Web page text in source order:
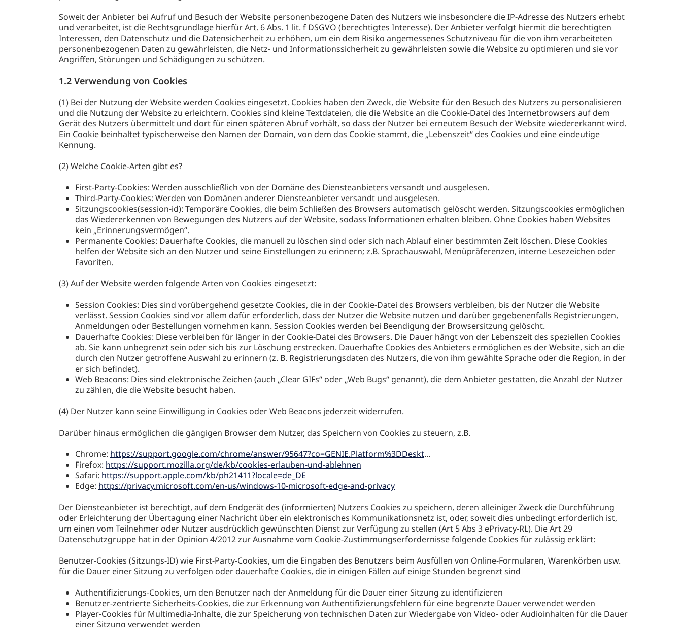
Soweit der Anbieter bei Aufruf und Besuch der Website personenbezogene Daten des Nutzers wie insbesondere die IP-Adresse des Nutzers erhebt
und verarbeitet, ist die Rechtsgrundlage hierfür Art. 6 Abs. 1 lit. f DSGVO (berechtigtes Interesse). Der Anbieter verfolgt hiermit die berechtigten
Interessen, den Datenschutz und die Datensicherheit zu erhöhen, um ein dem Risiko angemessenes Schutzniveau für die von ihm verarbeiteten
personenbezogenen Daten zu gewährleisten, die Netz- und Informationssicherheit zu gewährleisten sowie die Website zu optimieren und sie vor
Angriffen, Störungen und Schädigungen zu schützen.
1.2 Verwendung von Cookies
(1) Bei der Nutzung der Website werden Cookies eingesetzt. Cookies haben den Zweck, die Website für den Besuch des Nutzers zu personalisieren
und die Nutzung der Website zu erleichtern. Cookies sind kleine Textdateien, die die Website an die Cookie-Datei des Internetbrowsers auf dem
Gerät des Nutzers übermittelt und dort für einen späteren Abruf vorhält, so dass der Nutzer bei erneutem Besuch der Website wiedererkannt wird.
Ein Cookie beinhaltet typischerweise den Namen der Domain, von dem das Cookie stammt, die „Lebenszeit“ des Cookies und eine eindeutige
Kennung.
(2) Welche Cookie-Arten gibt es?
First-Party-Cookies: Werden ausschließlich von der Domäne des Diensteanbieters versandt und ausgelesen.
Third-Party-Cookies: Werden von Domänen anderer Diensteanbieter versandt und ausgelesen.
Sitzungscookies(session-id): Temporäre Cookies, die beim Schließen des Browsers automatisch gelöscht werden. Sitzungscookies ermöglichen
das Wiedererkennen von Bewegungen des Nutzers auf der Website, sodass Informationen erhalten bleiben. Ohne Cookies haben Websites
kein „Erinnerungsvermögen“.
Permanente Cookies: Dauerhafte Cookies, die manuell zu löschen sind oder sich nach Ablauf einer bestimmten Zeit löschen. Diese Cookies
helfen der Website sich an den Nutzer und seine Einstellungen zu erinnern; z.B. Sprachauswahl, Menüpräferenzen, interne Lesezeichen oder
Favoriten.
(3) Auf der Website werden folgende Arten von Cookies eingesetzt:
Session Cookies: Dies sind vorübergehend gesetzte Cookies, die in der Cookie-Datei des Browsers verbleiben, bis der Nutzer die Website
verlässt. Session Cookies sind vor allem dafür erforderlich, dass der Nutzer die Website nutzen und darüber gegebenenfalls Registrierungen,
Anmeldungen oder Bestellungen vornehmen kann. Session Cookies werden bei Beendigung der Browsersitzung gelöscht.
Dauerhafte Cookies: Diese verbleiben für länger in der Cookie-Datei des Browsers. Die Dauer hängt von der Lebenszeit des speziellen Cookies
ab. Sie kann unbegrenzt sein oder sich bis zur Löschung erstrecken. Dauerhafte Cookies des Anbieters ermöglichen es der Website, sich an die
durch den Nutzer getroffene Auswahl zu erinnern (z. B. Registrierungsdaten des Nutzers, die von ihm gewählte Sprache oder die Region, in der
er sich befindet).
Web Beacons: Dies sind elektronische Zeichen (auch „Clear GIFs“ oder „Web Bugs“ genannt), die dem Anbieter gestatten, die Anzahl der Nutzer
zu zählen, die die Website besucht haben.
(4) Der Nutzer kann seine Einwilligung in Cookies oder Web Beacons jederzeit widerrufen.
Darüber hinaus ermöglichen die gängigen Browser dem Nutzer, das Speichern von Cookies zu steuern, z.B.
Chrome: https://support.google.com/chrome/answer/95647?co=GENIE.Platform%3DDeskt...
Firefox: https://support.mozilla.org/de/kb/cookies-erlauben-und-ablehnen
Safari: https://support.apple.com/kb/ph21411?locale=de_DE
Edge: https://privacy.microsoft.com/en-us/windows-10-microsoft-edge-and-privacy
Der Diensteanbieter ist berechtigt, auf dem Endgerät des (informierten) Nutzers Cookies zu speichern, deren alleiniger Zweck die Durchführung
oder Erleichterung der Übertagung einer Nachricht über ein elektronisches Kommunikationsnetz ist, oder, soweit dies unbedingt erforderlich ist,
um einen vom Teilnehmer oder Nutzer ausdrücklich gewünschten Dienst zur Verfügung zu stellen (Art 5 Abs 3 ePrivacy-RL). Die Art 29
Datenschutzgruppe hat in der Opinion 4/2012 zur Ausnahme vom Cookie-Zustimmungserfordernisse folgende Cookies für zulässig erklärt:
Benutzer-Cookies (Sitzungs-ID) wie First-Party-Cookies, um die Eingaben des Benutzers beim Ausfüllen von Online-Formularen, Warenkörben usw.
für die Dauer einer Sitzung zu verfolgen oder dauerhafte Cookies, die in einigen Fällen auf einige Stunden begrenzt sind
Authentifizierungs-Cookies, um den Benutzer nach der Anmeldung für die Dauer einer Sitzung zu identifizieren
Benutzer-zentrierte Sicherheits-Cookies, die zur Erkennung von Authentifizierungsfehlern für eine begrenzte Dauer verwendet werden
Player-Cookies für Multimedia-Inhalte, die zur Speicherung von technischen Daten zur Wiedergabe von Video- oder Audioinhalten für die Dauer
einer Sitzung verwendet werden